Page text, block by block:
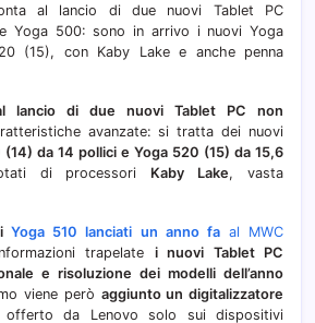
e
Yoga
520
Lake
e
al lancio di due nuovi Tablet PC
Yoga 500: sono in arrivo i nuovi Yoga
(15), con Kaby Lake e anche penna
lancio di due nuovi Tablet PC non
avanzate: si tratta dei nuovi
(14) da 14 pollici e Yoga 520 (15) da 15,6
di processori Kaby Lake, vasta
Yoga 510 lanciati un anno faal MWC
trapelate i nuovi Tablet PC
e risoluzione dei modelli dell’anno
viene però aggiunto un digitalizzatore
offerto da Lenovo solo sui dispositivi